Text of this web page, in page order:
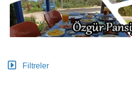
Filtreler